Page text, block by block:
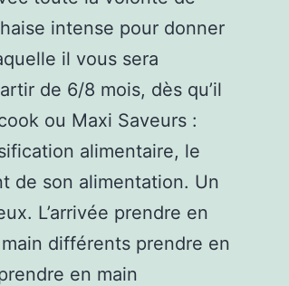
intense pour donner
il vous sera
de 6/8 mois, dès qu’il
ou Maxi Saveurs :
alimentaire, le
de son alimentation. Un
L’arrivée prendre en
différents prendre en
en main